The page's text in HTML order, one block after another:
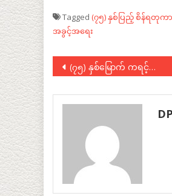
Tagged (၇၅) နှစ်ပြည့် စိန်ရတုက
အခွင့်အရေး
Post
navigation
(၇၅) နှစ်မြောက် ကရင့်တော်လှန်ရေးနေ့ အထိမ်းအမှတ် အခမ်းအနားသို့ ပေးပို့သော ဂုဏ်ပြုသဝဏ်လွှာ